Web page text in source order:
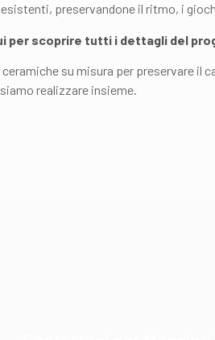
preservandone il ritmo, i
per scoprire tutti i dettagli del
su misura per preservare il
realizzare insieme.